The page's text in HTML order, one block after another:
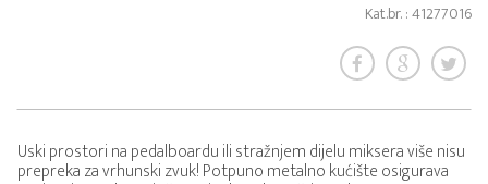
Kat.br. : 41277016
Uski prostori na pedalboardu ili stražnjem dijelu miksera više nisu
prepreka za vrhunski zvuk! Potpuno metalno kućište osigurava